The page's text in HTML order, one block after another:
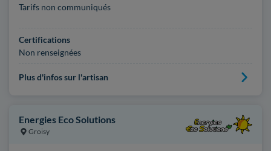
Tarifs non communiqués
Certifications
Non renseignées
Plus d'infos sur l'artisan
Energies Eco Solutions
Groisy